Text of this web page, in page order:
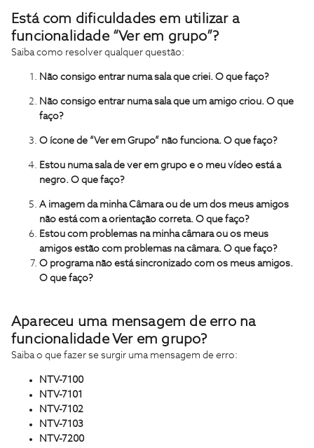
Está com dificuldades em utilizar a
funcionalidade “Ver em grupo”?
Saiba como resolver qualquer questão:
Não consigo entrar numa sala que criei. O que faço?
Não consigo entrar numa sala que um amigo criou. O que
faço?
O ícone de “Ver em Grupo” não funciona. O que faço?
Estou numa sala de ver em grupo e o meu vídeo está a
negro. O que faço?
A imagem da minha Câmara ou de um dos meus amigos
não está com a orientação correta. O que faço?
Estou com problemas na minha câmara ou os meus
amigos estão com problemas na câmara. O que faço?
O programa não está sincronizado com os meus amigos.
O que faço?
Apareceu uma mensagem de erro na
funcionalidade Ver em grupo?
Saiba o que fazer se surgir uma mensagem de erro:
NTV-7100
NTV-7101
NTV-7102
NTV-7103
NTV-7200